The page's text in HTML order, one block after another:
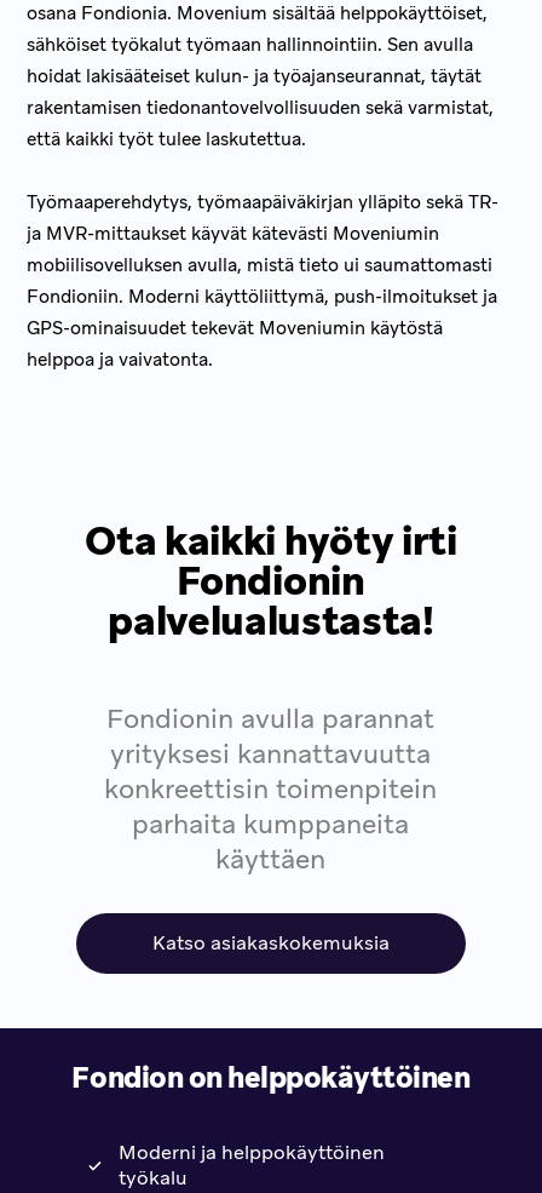
osana Fondionia. Movenium sisältää helppokäyttöiset,
sähköiset työkalut työmaan hallinnointiin. Sen avulla
hoidat lakisääteiset kulun- ja työajanseurannat, täytät
rakentamisen tiedonantovelvollisuuden sekä varmistat,
että kaikki työt tulee laskutettua.
Työmaaperehdytys, työmaapäiväkirjan ylläpito sekä TR-
ja MVR-mittaukset käyvät kätevästi Moveniumin
mobiilisovelluksen avulla, mistä tieto ui saumattomasti
Fondioniin. Moderni käyttöliittymä, push-ilmoitukset ja
GPS-ominaisuudet tekevät Moveniumin käytöstä
helppoa ja vaivatonta.
Ota kaikki hyöty irti
Fondionin
palvelualustasta!
Fondionin avulla parannat
yrityksesi kannattavuutta
konkreettisin toimenpitein
parhaita kumppaneita
käyttäen
Katso asiakaskokemuksia
Fondion on helppokäyttöinen
Moderni ja helppokäyttöinen
työkalu